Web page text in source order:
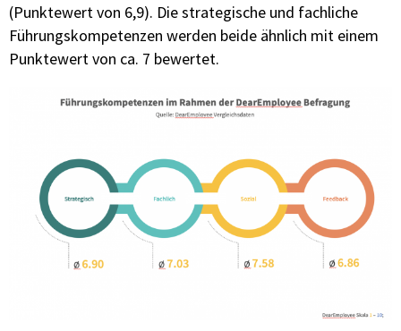
(Punktewert von 6,9). Die strategische und fachliche
Führungskompetenzen werden beide ähnlich mit einem
Punktewert von ca. 7 bewertet.